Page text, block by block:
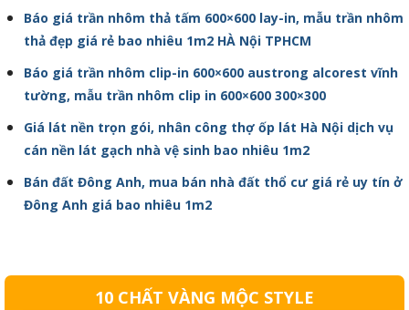
Báo giá trần nhôm thả tấm 600×600 lay-in, mẫu trần nhôm
thả đẹp giá rẻ bao nhiêu 1m2 HÀ Nội TPHCM
Báo giá trần nhôm clip-in 600×600 austrong alcorest vĩnh
tường, mẫu trần nhôm clip in 600×600 300×300
Giá lát nền trọn gói, nhân công thợ ốp lát Hà Nội dịch vụ
cán nền lát gạch nhà vệ sinh bao nhiêu 1m2
Bán đất Đông Anh, mua bán nhà đất thổ cư giá rẻ uy tín ở
Đông Anh giá bao nhiêu 1m2
10 CHẤT VÀNG MỘC STYLE